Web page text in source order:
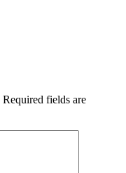
Required fields are